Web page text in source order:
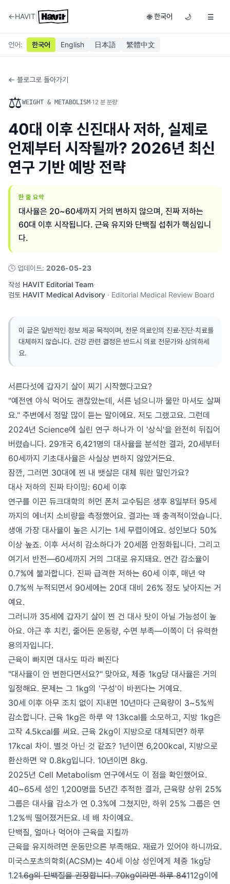
←HAVIT 🌐 한국어 🌙 ☰
언어: 한국어 English 日本語 繁體中文
← 블로그로 돌아가기
⚖️WEIGHT & METABOLISM·12 분 분량
40대 이후 신진대사 저하, 실제로
언제부터 시작될까? 2026년 최신
연구 기반 예방 전략
한 줄 요약
대사율은 20~60세까지 거의 변하지 않으며, 진짜 저하는
60대 이후 시작됩니다. 근육 유지와 단백질 섭취가 핵심입니
다.
🕓 업데이트: 2026-05-23
작성 HAVIT Editorial Team·
검토 HAVIT Medical Advisory · Editorial Medical Review Board
이 글은 일반적인 정보 제공 목적이며, 전문 의료인의 진료·진단·치료를
대체하지 않습니다. 건강 관련 결정은 반드시 의료 전문가와 상의하세
요.
서른다섯에 갑자기 살이 찌기 시작했다고요?
"예전엔 야식 먹어도 괜찮았는데, 서른 넘으니까 물만 마셔도 살쪄
요." 주변에서 정말 많이 듣는 말이에요. 저도 그랬고요. 그런데
2024년 Science에 실린 연구 하나가 이 '상식'을 완전히 뒤집어
버렸습니다. 29개국 6,421명의 대사율을 분석한 결과, 20세부터
60세까지 기초대사율은 사실상 변하지 않았거든요.
잠깐, 그러면 30대에 찐 내 뱃살은 대체 뭐란 말인가요?
대사 저하의 진짜 타이밍: 60세 이후
연구를 이끈 듀크대학의 허먼 폰처 교수팀은 생후 8일부터 95세
까지의 에너지 소비량을 측정했어요. 결과는 꽤 충격적이었습니다.
생애 가장 대사율이 높은 시기는 1세 무렵이에요. 성인보다 50%
이상 높죠. 이후 서서히 감소하다가 20세쯤 안정화됩니다. 그리고
여기서 반전—60세까지 거의 그대로 유지돼요. 연간 감소율이
0.7%에 불과합니다. 진짜 급격한 저하는 60세 이후, 매년 약
0.7%씩 누적되면서 90세에는 20대 대비 26% 정도 낮아지는 거
예요.
그러니까 35세에 갑자기 살이 찐 건 대사 탓이 아닐 가능성이 높
아요. 야근 후 치킨, 줄어든 운동량, 수면 부족—이쪽이 더 유력한
용의자입니다.
근육이 빠지면 대사도 따라 빠진다
"대사율이 안 변한다면서요?" 맞아요, 체중 1kg당 대사율은 거의
일정해요. 문제는 그 1kg의 '구성'이 바뀐다는 거예요.
30세 이후 아무 조치 없이 지내면 10년마다 근육량이 3~5%씩
감소합니다. 근육 1kg은 하루 약 13kcal를 소모하고, 지방 1kg은
고작 4.5kcal를 써요. 근육 2kg이 지방으로 대체되면? 하루
17kcal 차이. 별것 아닌 것 같죠? 1년이면 6,200kcal, 지방으로
환산하면 약 0.8kg입니다. 10년이면 8kg.
2025년 Cell Metabolism 연구에서도 이 점을 확인했어요.
40~65세 성인 1,200명을 5년간 추적한 결과, 근육량 상위 25%
그룹은 대사율 감소가 연 0.3%에 그쳤지만, 하위 25% 그룹은 연
1.2%씩 떨어졌거든요. 네 배 차이예요.
단백질, 얼마나 먹어야 근육을 지킬까
근육을 유지하려면 운동만으론 부족해요. 재료가 있어야 하니까요.
미국스포츠의학회(ACSM)는 40세 이상 성인에게 체중 1kg당
1.21.6g의 단백질을 권장합니다. 70kg이라면 하루 84112g이에